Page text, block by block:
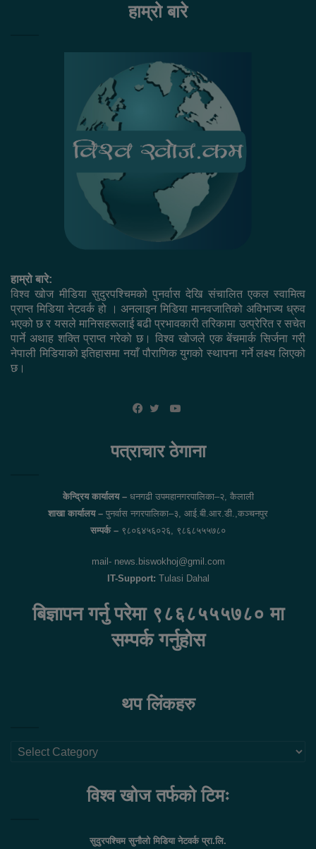
हाम्रो बारे
हाम्रो बारे:
विश्व खोज मीडिया सुदुरपश्चिमको पुनर्वास देखि संचालित एकल स्वामित्व
प्राप्त मिडिया नेटवर्क हो । अनलाइन मिडिया मानवजातिको अविभाज्य ध्रुव
भएको छ र यसले मानिसहरूलाई बढी प्रभावकारी तरिकामा उत्प्रेरित र सचेत
पार्ने अथाह शक्ति प्राप्त गरेको छ। विश्व खोजले एक बेंचमार्क सिर्जना गरी
नेपाली मिडियाको इतिहासमा नयाँ पौराणिक युगको स्थापना गर्ने लक्ष्य लिएको
छ।
YouTube
पत्राचार ठेगाना
केन्द्रिय कार्यालय –धनगढी उपमहानगरपालिका–२, कैलाली
शाखा कार्यालय – पुनर्वास नगरपालिका–३, आई.बी.आर.डी.,कञ्चनपुर
सम्पर्क – ९८०६४५६०२६, ९८६८५५५७८०
mail- news.biswokhoj@gmil.com
IT-Support: Tulasi Dahal
बिज्ञापन गर्नु परेमा ९८६८५५५७८० मा
सम्पर्क गर्नुहोस
थप लिंकहरु
थप
विश्व खोज तर्फको टिमः
सुदुरपश्चिम सुनौलो मिडिया नेटवर्क प्रा.लि.